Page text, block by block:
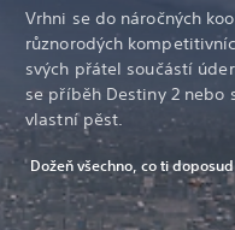
Vrhni se do náročných
různorodých
svých přátel součástí
se příběh Destiny 2 nebo
vlastní pěst.
Dožeň všechno, co ti